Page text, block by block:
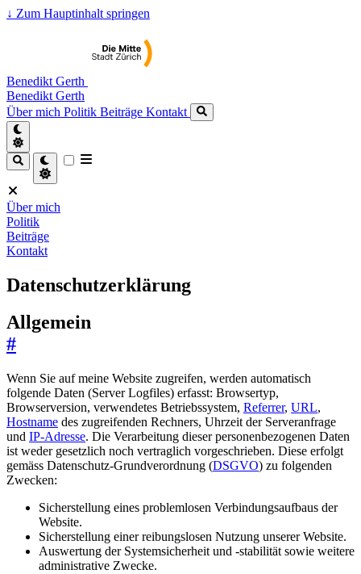
↓ Zum Hauptinhalt springen
Benedikt Gerth
Benedikt Gerth
Über mich Politik Beiträge Kontakt
Über mich
Politik
Beiträge
Kontakt
Datenschutzerklärung
Allgemein
#
Wenn Sie auf meine Website zugreifen, werden automatisch
folgende Daten (Server Logfiles) erfasst: Browsertyp,
Browserversion, verwendetes Betriebssystem, Referrer, URL,
Hostname des zugreifenden Rechners, Uhrzeit der Serveranfrage
und IP-Adresse. Die Verarbeitung dieser personenbezogenen Daten
ist weder gesetzlich noch vertraglich vorgeschrieben. Diese erfolgt
gemäss Datenschutz-Grundverordnung (DSGVO) zu folgenden
Zwecken:
Sicherstellung eines problemlosen Verbindungsaufbaus der
Website.
Sicherstellung einer reibungslosen Nutzung unserer Website.
Auswertung der Systemsicherheit und -stabilität sowie weitere
administrative Zwecke.